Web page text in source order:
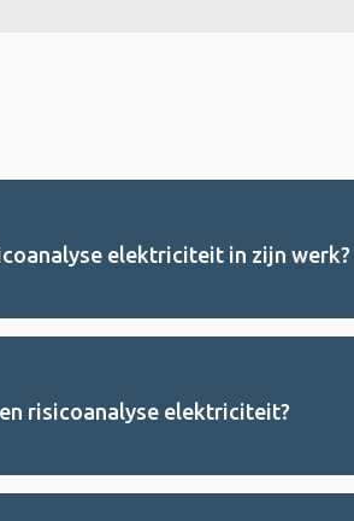
elektriciteit in zijn werk?
risicoanalyse elektriciteit?